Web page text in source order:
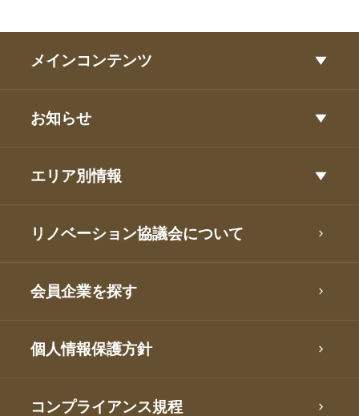
メインコンテンツ
お知らせ
エリア別情報
リノベーション協議会について
会員企業を探す
個人情報保護方針
コンプライアンス規程